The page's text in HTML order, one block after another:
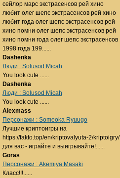
сейлор марс экстрасенсов рей хино
любит олег шепс экстрасенсов рей хино
любит года олег шепс экстрасенсов рей
хино помни олег шепс экстрасенсов рей
хино помни года олег шепс экстрасенсов
1998 года 199......
Dashenka
Люди : Solusod Micah
You look cute ......
Dashenka
Люди : Solusod Micah
You look cute ......
Alexmass
Персонажи : Someoka Ryuugo
Лучшие криптоигры на
https://fakto.top/en/kriptovalyuta-2/kriptoigry/
для вас - играйте и выигрывайте!......
Goras
Персонажи : Akemiya Masaki
Класс!!!......